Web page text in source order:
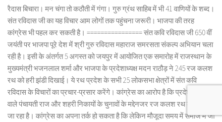
रैदास बिचारा। मन चंगा तो कठौती में गंगा। गुरु ग्रंथ साहिब में भी 41 वाणियों के शब्द।
संत रविदास जी का यह विचार आम लोगों तक पहुंचना जरूरी। भाजपा की तरह
कांग्रेस भी पहल कर सकती है। ================ संत कवि रविदास जी 650 वीं
जयंती पर भाजपा पूरे देश में श्री गुरु रविदास महाराज समरसता संकल्प अभियान चला
रही है। इसी के अंतर्गत 5 अगस्त को जयपुर में आयोजित एक समारोह में राजस्थान के
मुख्यमंत्री भजनलाल शर्मा और भाजपा के प्रदेशाध्यक्ष मदन राठौड़ ने 245 रज कलश
रथ को हरी झंडी दिखाई। ये रथ प्रदेश के सभी 25 लोकसभा क्षेत्रों में संत कवि
रविदास के विचारों का प्रचार-प्रसार करेंगे। कांग्रेस का आरोप है कि प्रदेश में होने
वाले पंचायती राज और शहरी निकायों के चुनावों के मद्देनजर रज कलश रथ को घुमाया
जा रहा है। कांग्रेस का अपना तर्क हो सकता है कि लेकिन मौजूदा समय में समाज में जो